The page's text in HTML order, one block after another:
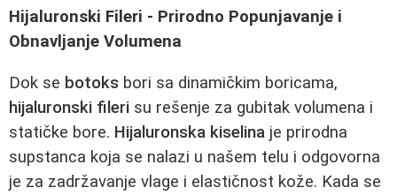
Hijaluronski Fileri - Prirodno Popunjavanje i
Obnavljanje Volumena
Dok se botoks bori sa dinamičkim boricama,
hijaluronski fileri su rešenje za gubitak volumena i
statičke bore. Hijaluronska kiselina je prirodna
supstanca koja se nalazi u našem telu i odgovorna
je za zadržavanje vlage i elastičnost kože. Kada se